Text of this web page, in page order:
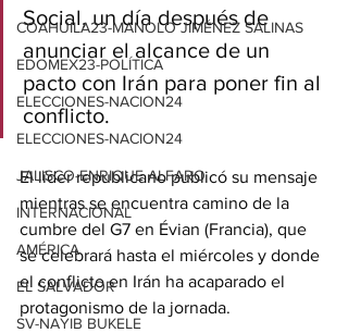
COAHUILA23-MANOLO JIMÉNEZ SALINAS
EDOMEX23-POLÍTICA
ELECCIONES-NACION24
ELECCIONES-NACION24
JALISCO-ENRIQUE ALFARO
INTERNACIONAL
AMÉRICA
EL SALVADOR
SV-NAYIB BUKELE
Social, un día después de
anunciar el alcance de un
pacto con Irán para poner fin al
conflicto.
El líder republicano publicó su mensaje
mientras se encuentra camino de la
cumbre del G7 en Évian (Francia), que
se celebrará hasta el miércoles y donde
el conflicto en Irán ha acaparado el
protagonismo de la jornada.